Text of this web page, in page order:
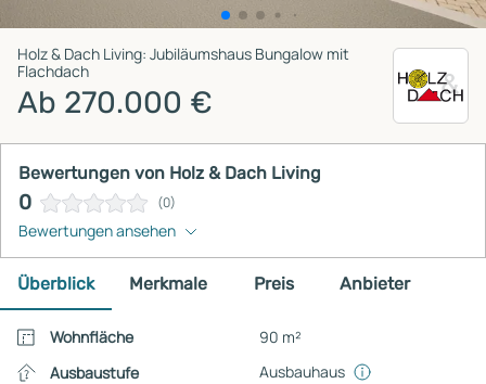
Holz & Dach Living: Jubiläumshaus Bungalow mit
Flachdach
Ab 270.000 €
Bewertungen von Holz & Dach Living
0 (0)
Bewertungen ansehen
Überblick Merkmale Preis Anbieter
Wohnfläche
90 m²
Ausbaustufe
Ausbauhaus